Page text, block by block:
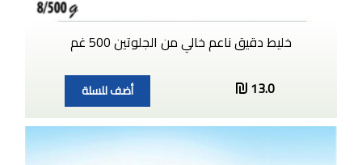
خليط دقيق ناعم خالي من الجلوتين 500 غم
13.0
أضف للسلة